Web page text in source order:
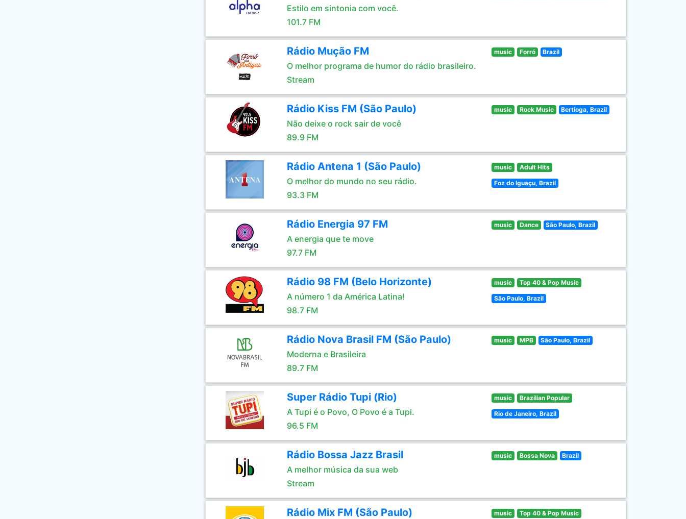
Estilo em sintonia com você.
101.7 FM
Rádio Mução FM
O melhor programa de humor do rádio brasileiro.
Stream
music Forró Brazil
Rádio Kiss FM (São Paulo)
Não deixe o rock sair de você
89.9 FM
music Rock Music Bertioga, Brazil
Rádio Antena 1 (São Paulo)
O melhor do mundo no seu rádio.
93.3 FM
music Adult Hits
Foz do Iguaçu, Brazil
Rádio Energia 97 FM
A energia que te move
97.7 FM
music Dance São Paulo, Brazil
Rádio 98 FM (Belo Horizonte)
A número 1 da América Latina!
98.7 FM
music Top 40 & Pop Music
São Paulo, Brazil
Rádio Nova Brasil FM (São Paulo)
Moderna e Brasileira
89.7 FM
music MPB São Paulo, Brazil
Super Rádio Tupi (Rio)
A Tupi é o Povo, O Povo é a Tupi.
96.5 FM
music Brazilian Popular
Rio de Janeiro, Brazil
Rádio Bossa Jazz Brasil
A melhor música da sua web
Stream
music Bossa Nova Brazil
Rádio Mix FM (São Paulo) music Top 40 & Pop Music